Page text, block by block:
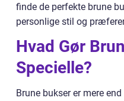
finde de perfekte brune
personlige stil og
Hvad Gør
Specielle?
Brune bukser er mere